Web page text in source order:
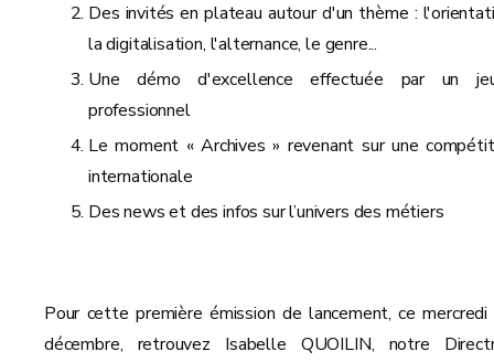
Des invités en plateau autour d'un thème :
la digitalisation, l'alternance, le genre...
Une démo d'excellence effectuée par un
professionnel
Le moment « Archives » revenant sur une
internationale
Des news et des infos sur l’univers des métiers
Pour cette première émission de lancement, ce
décembre, retrouvez Isabelle QUOILIN, notre